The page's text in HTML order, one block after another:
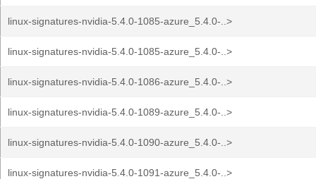
linux-signatures-nvidia-5.4.0-1085-azure_5.4.0-..>
linux-signatures-nvidia-5.4.0-1085-azure_5.4.0-..>
linux-signatures-nvidia-5.4.0-1086-azure_5.4.0-..>
linux-signatures-nvidia-5.4.0-1089-azure_5.4.0-..>
linux-signatures-nvidia-5.4.0-1090-azure_5.4.0-..>
linux-signatures-nvidia-5.4.0-1091-azure_5.4.0-..>